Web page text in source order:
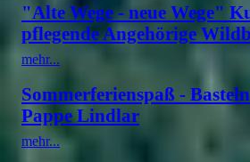
"Alte Wege - neue Wege"
pflegende Angehörige
mehr...
Sommerferienspaß -
Pappe Lindlar
mehr...